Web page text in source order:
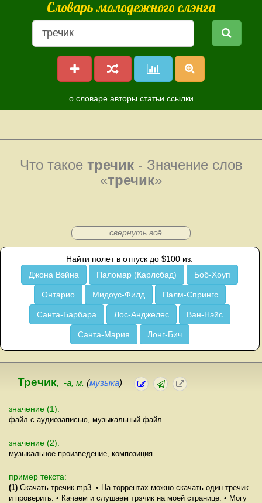
Словарь молодежного слэнга
о словаре авторы статьи ссылки
Что такое тречик- Значение слов
«тречик»
свернуть всё
Найти полет в отпуск до $100 из:
Джона Вэйна
Паломар (Карлсбад) Боб-Хоуп
Онтарио Мидоус-Филд Палм-Спрингс
Санта-Барбара Лос-Анджелес Ван-Нэйс
Санта-Мария Лонг-Бич
Тречик, -а, м. (музыка)
значение (1):
файл с аудиозаписью, музыкальный файл.
значение (2):
музыкальное произведение, композиция.
пример текста:
(1) Скачать тречик mp3. • На торрентах можно скачать один тречик
и проверить. • Качаем и слушаем трэчик на моей странице. • Могу